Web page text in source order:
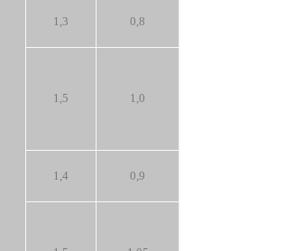
1,3 0,8
1,5
1,0
1,4 0,9